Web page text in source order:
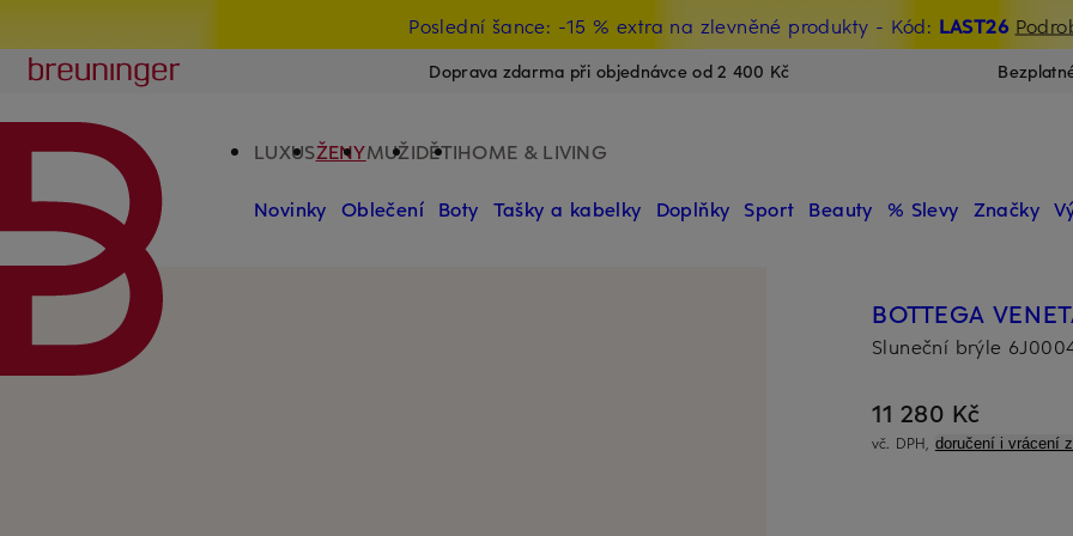
Poslední šance: -15 % extra na zlevněné produkty - Kód: LAST26
Breuninger
Doprava zdarma při objednávce od 2 400 Kč
LUXUSŽENYMUŽIDĚTIHOME & LIVING
Novinky Oblečení Boty Tašky a kabelky Doplňky Sport Beauty % Slevy Značky
BOTTEGA
Sluneční brýle
11 280 Kč
vč. DPH, doručení i vrácení